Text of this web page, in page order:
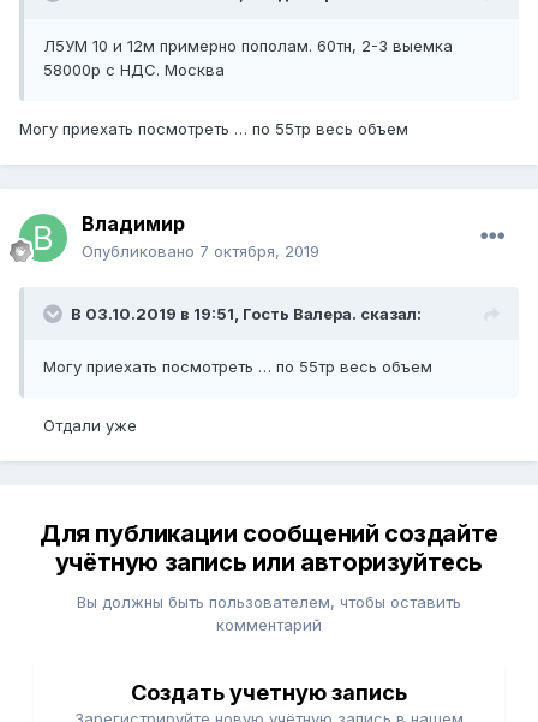
Л5УМ 10 и 12м примерно пополам. 60тн, 2-3 выемка
58000р с НДС. Москва
Могу приехать посмотреть … по 55тр весь объем
Владимир
Опубликовано 7 октября, 2019
В 03.10.2019 в 19:51, Гость Валера. сказал:
Могу приехать посмотреть … по 55тр весь объем
Отдали уже
Для публикации сообщений создайте
учётную запись или авторизуйтесь
Вы должны быть пользователем, чтобы оставить
комментарий
Создать учетную запись
Зарегистрируйте новую учётную запись в нашем